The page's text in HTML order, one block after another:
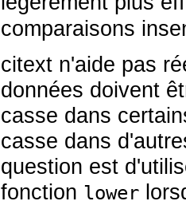
comparaisons
citext n'aide pas
données doivent
casse dans
casse dans
question est
fonction lower